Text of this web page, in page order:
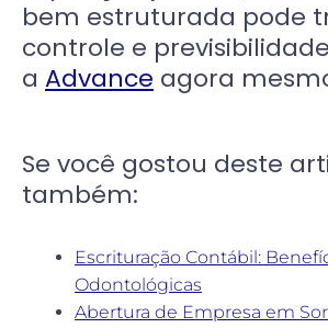
bem estruturada pode
controle e
a Advance agora
Se você gostou deste
também:
Escrituração Contábil:
Odontológicas
Abertura de Empresa em